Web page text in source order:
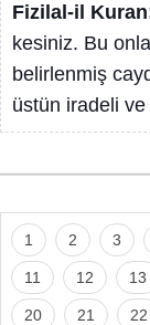
Fizilal-il
kesiniz. Bu
belirlenmiş
üstün iradeli
1 2 3
11 12 13
20 21 22